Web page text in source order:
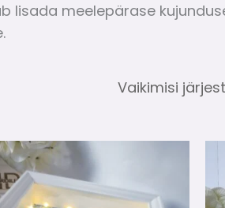
lisada meelepärase